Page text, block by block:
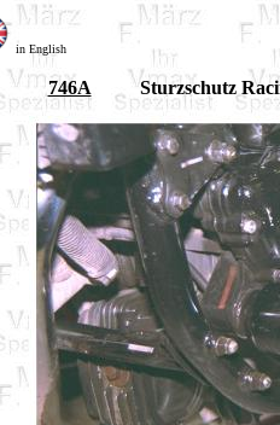
in English
746A Sturzschutz